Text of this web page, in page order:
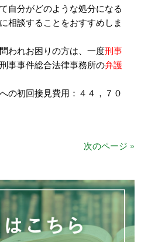
自分がどのような処分になる
に相談することをおすすめしま
われお困りの方は、一度刑事
事事件総合法律事務所の弁護
への初回接見費用：４４，７０
次のページ »